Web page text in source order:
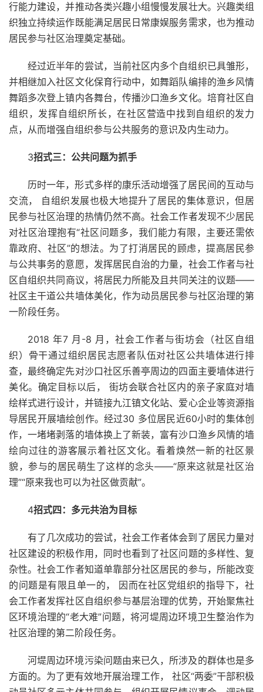
行能力建设，并推动各类兴趣小组慢慢发展壮大。兴趣类组
织独立持续运作既能满足居民日常康娱服务需求，也为推动
居民参与社区治理奠定基础。
经过近半年的尝试，当前社区内多个自组织已具雏形，
并相继加入社区文化保育行动中，如舞蹈队编排的渔乡风情
舞蹈多次登上镇内各舞台，传播沙口渔乡文化。培育社区自
组织，发挥自组织所长，在社区营造中找到自组织的发力
点，从而增强自组织参与公共服务的意识及内生动力。
3招式三：公共问题为抓手
历时一年，形式多样的康乐活动增强了居民间的互动与
交流， 自组织发展也极大地提升了居民的集体意识，但居
民参与社区治理的热情仍然不高。社会工作者发现不少居民
对社区治理抱有“社区问题多，我们能力有限，主要还需依
靠政府、社区”的想法。为了打消居民的顾虑，提高居民参
与公共事务的意愿，发挥居民自治的力量，社会工作者与社
区自组织共同商议，将居民力所能及且共同关注的议题——
社区主干道公共墙体美化，作为动员居民参与社区治理的第
一阶段任务。
2018 年7 月-8 月，社会工作者与街坊会（社区自组
织）骨干通过组织居民志愿者队伍对社区公共墙体进行排
查，最终确定先对沙口社区乐善亭周边的四面主要墙体进行
美化。确定目标以后， 街坊会联合社区内的亲子家庭对墙
绘样式进行设计，并链接九江镇文化站、爱心企业等资源指
导居民开展墙绘创作。经过30 多位居民近60小时的集体创
作，一堵堵剥落的墙体换上了新装，富有沙口渔乡风情的墙
绘向过往的游客展示着社区文化。看着焕然一新的社区景
貌，参与的居民萌生了这样的念头——“原来这就是社区治
理”“原来我也可以为社区做贡献”。
4招式四：多元共治为目标
有了几次成功的尝试，社会工作者体会到了居民力量对
社区建设的积极作用，同时也看到了社区问题的多样性、复
杂性。社会工作者知道单靠部分社区居民的参与，所能改变
的问题是有限且单一的， 因而在社区党组织的指导下，社
会工作者发挥社区自组织参与基层治理的优势，开始聚焦社
区环境治理的“老大难”问题，将河堤周边环境卫生整治作为
社区治理的第二阶段任务。
河堤周边环境污染问题由来已久，所涉及的群体也是多
方面的。为了更有效地开展治理工作， 社区“两委”干部积极